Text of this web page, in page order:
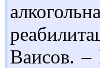
Ваисов.